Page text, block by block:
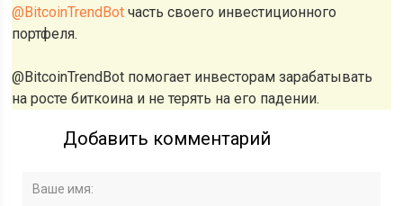
@BitcoinTrendBot часть своего инвестиционного
портфеля.
@BitcoinTrendBot помогает инвесторам зарабатывать
на росте биткоина и не терять на его падении.
Добавить комментарий